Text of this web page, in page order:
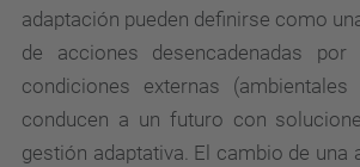
adaptación pueden definirse como
de acciones desencadenadas
condiciones externas
conducen a un futuro con
gestión adaptativa. El cambio de una